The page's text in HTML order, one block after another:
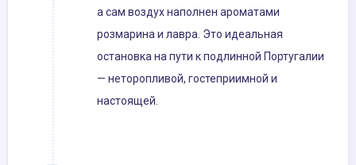
а сам воздух наполнен ароматами
розмарина и лавра. Это идеальная
остановка на пути к подлинной Португалии
— неторопливой, гостеприимной и
настоящей.